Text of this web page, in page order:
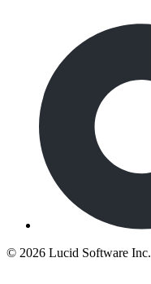
© 2026 Lucid Software Inc.